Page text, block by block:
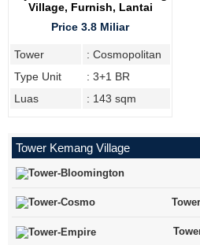
Village, Furnish, Lantai
Price 3.8 Miliar
Tower
: Cosmopolitan
Type Unit
: 3+1 BR
Luas
: 143 sqm
Tower Kemang Village